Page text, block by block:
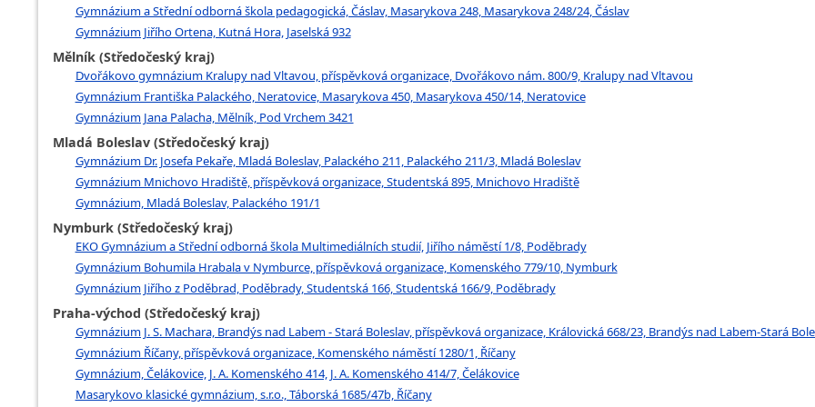
Gymnázium a Střední odborná škola pedagogická, Čáslav, Masarykova 248, Masarykova 248/24, Čáslav
Gymnázium Jiřího Ortena, Kutná Hora, Jaselská 932
Mělník (Středočeský kraj)
Dvořákovo gymnázium Kralupy nad Vltavou, příspěvková organizace, Dvořákovo nám. 800/9, Kralupy nad Vltavou
Gymnázium Františka Palackého, Neratovice, Masarykova 450, Masarykova 450/14, Neratovice
Gymnázium Jana Palacha, Mělník, Pod Vrchem 3421
Mladá Boleslav (Středočeský kraj)
Gymnázium Dr. Josefa Pekaře, Mladá Boleslav, Palackého 211, Palackého 211/3, Mladá Boleslav
Gymnázium Mnichovo Hradiště, příspěvková organizace, Studentská 895, Mnichovo Hradiště
Gymnázium, Mladá Boleslav, Palackého 191/1
Nymburk (Středočeský kraj)
EKO Gymnázium a Střední odborná škola Multimediálních studií, Jiřího náměstí 1/8, Poděbrady
Gymnázium Bohumila Hrabala v Nymburce, příspěvková organizace, Komenského 779/10, Nymburk
Gymnázium Jiřího z Poděbrad, Poděbrady, Studentská 166, Studentská 166/9, Poděbrady
Praha-východ (Středočeský kraj)
Gymnázium J. S. Machara, Brandýs nad Labem - Stará Boleslav, příspěvková organizace, Královická 668/23, Brandýs nad Labem-Stará
Gymnázium Říčany, příspěvková organizace, Komenského náměstí 1280/1, Říčany
Gymnázium, Čelákovice, J. A. Komenského 414, J. A. Komenského 414/7, Čelákovice
Masarykovo klasické gymnázium, s.r.o., Táborská 1685/47b, Říčany